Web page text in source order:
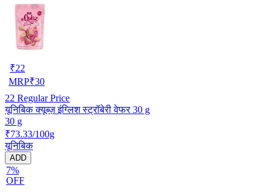
₹22
MRP₹30
22 Regular Price
यूनिबिक क्यूब्ज़ इंग्लिश स्ट्रॉबेरी वेफर 30 g
30 g
₹73.33/100g
यूनिबिक
ADD
7%
OFF